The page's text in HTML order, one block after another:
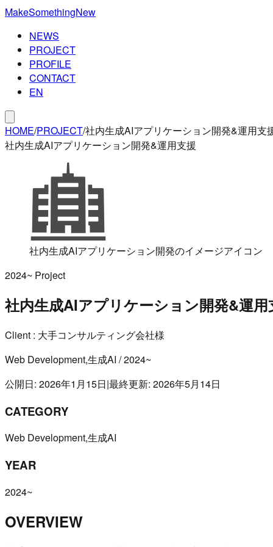
MakeSomethingNew
NEWS
PROJECT
PROFILE
CONTACT
EN
HOME/PROJECT/社内生成AIアプリケーション開発&運用支
社内生成AIアプリケーション開発&運用支援
社内生成AIアプリケーション開発のイメージアイコン
2024~ Project
社内生成AIアプリケーション開発&運用
Client : 大手コンサルティング会社様
Web Development,生成AI /2024~
公開日: 2026年1月15日|最終更新: 2026年5月14日
CATEGORY
Web Development,生成AI
YEAR
2024~
OVERVIEW